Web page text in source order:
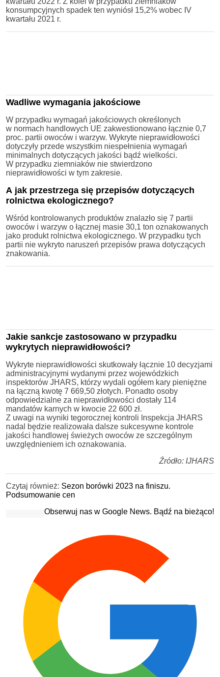
konsumpcyjnych spadek ten wyniósł 15,2% wobec IV
kwartału 2021 r.
Wadliwe wymagania jakościowe
W przypadku wymagań jakościowych określonych
w normach handlowych UE zakwestionowano łącznie 0,7
proc. partii owoców i warzyw. Wykryte nieprawidłowości
dotyczyły przede wszystkim niespełnienia wymagań
minimalnych dotyczących jakości bądź wielkości.
W przypadku ziemniaków nie stwierdzono
nieprawidłowości w tym zakresie.
A jak przestrzega się przepisów dotyczących
rolnictwa ekologicznego?
Wśród kontrolowanych produktów znalazło się 7 partii
owoców i warzyw o łącznej masie 30,1 ton oznakowanych
jako produkt rolnictwa ekologicznego. W przypadku tych
partii nie wykryto naruszeń przepisów prawa dotyczących
znakowania.
Jakie sankcje zastosowano w przypadku
wykrytych nieprawidłowości?
Wykryte nieprawidłowości skutkowały łącznie 10 decyzjami
administracyjnymi wydanymi przez wojewódzkich
inspektorów JHARS, którzy wydali ogółem kary pieniężne
na łączną kwotę 7 669,50 złotych. Ponadto osoby
odpowiedzialne za nieprawidłowości dostały 114
mandatów karnych w kwocie 22 600 zł.
Z uwagi na wyniki tegorocznej kontroli Inspekcja JHARS
nadal będzie realizowała dalsze sukcesywne kontrole
jakości handlowej świeżych owoców ze szczególnym
uwzględnieniem ich oznakowania.
Źródło: IJHARS
Czytaj również: Sezon borówki 2023 na finiszu.
Podsumowanie cen
Obserwuj nas w Google News. Bądź na bieżąco!